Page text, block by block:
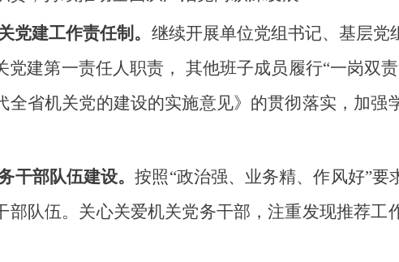
党建工作责任制。 继续开展单位党组书记、基层党
党建第一责任人职责， 其他班子成员履行“一岗双
全省机关党的建设的实施意见》的贯彻落实，加
干部队伍建设。按照“政治强、业务精、作风好”
部队伍。关心关爱机关党务干部，注重发现推荐